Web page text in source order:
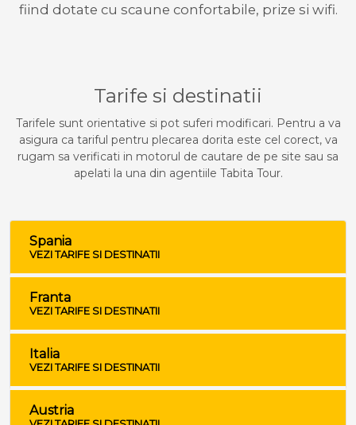
fiind dotate cu scaune confortabile, prize si wifi.
Tarife si destinatii
Tarifele sunt orientative si pot suferi modificari. Pentru a va
asigura ca tariful pentru plecarea dorita este cel corect, va
rugam sa verificati in motorul de cautare de pe site sau sa
apelati la una din agentiile Tabita Tour.
Spania
VEZI TARIFE SI DESTINATII
Franta
VEZI TARIFE SI DESTINATII
Italia
VEZI TARIFE SI DESTINATII
Austria